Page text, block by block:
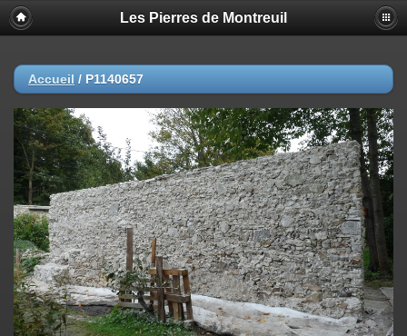
Les Pierres de Montreuil
Accueil / P1140657